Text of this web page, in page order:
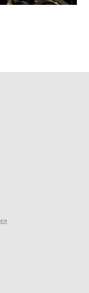
(link sends e-mail)